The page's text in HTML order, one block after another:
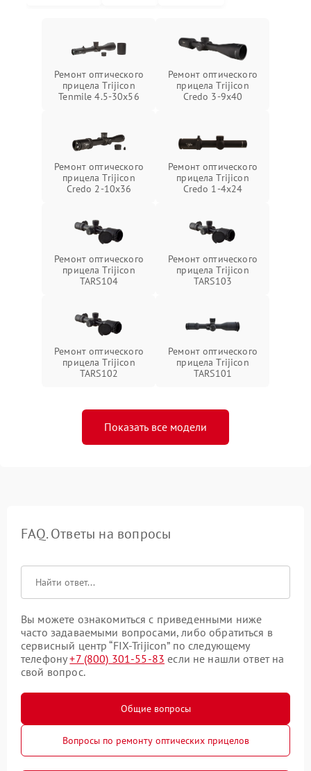
Ремонт оптического
прицела Trijicon
Tenmile 4.5-30x56
Ремонт оптического
прицела Trijicon
Credo 3-9x40
Ремонт оптического
прицела Trijicon
Credo 2-10x36
Ремонт оптического
прицела Trijicon
Credo 1-4x24
Ремонт оптического
прицела Trijicon
TARS104
Ремонт оптического
прицела Trijicon
TARS103
Ремонт оптического
прицела Trijicon
TARS102
Ремонт оптического
прицела Trijicon
TARS101
Показать все модели
FAQ. Ответы на вопросы
Вы можете ознакомиться с приведенными ниже
часто задаваемыми вопросами, либо обратиться в
сервисный центр “FIX-Trijicon” по следующему
телефону+7 (800) 301-55-83 если не нашли ответ на
свой вопрос.
Общие вопросы
Вопросы по ремонту оптических прицелов